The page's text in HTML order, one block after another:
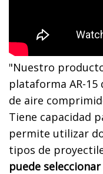
"Nuestro
plataforma AR-
de aire
Tiene capacidad
permite utilizar
tipos de
puede